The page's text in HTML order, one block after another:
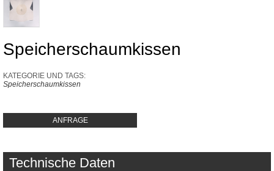
Speicherschaumkissen
KATEGORIE UND TAGS:
Speicherschaumkissen
ANFRAGE
Technische Daten